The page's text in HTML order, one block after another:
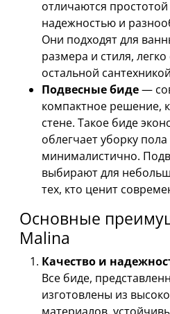
отличаются
надежностью и
Они подходят для
размера и стиля,
остальной
Подвесные биде—
компактное решение,
стене. Такое биде
облегчает уборку
минималистично.
выбирают для
тех, кто ценит
Основные
Malina
Качество и
Все биде,
изготовлены из